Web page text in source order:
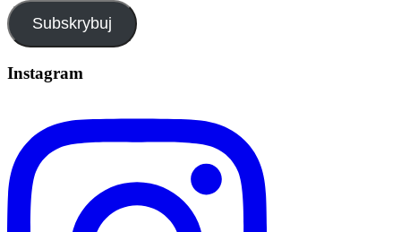
Subskrybuj
Instagram